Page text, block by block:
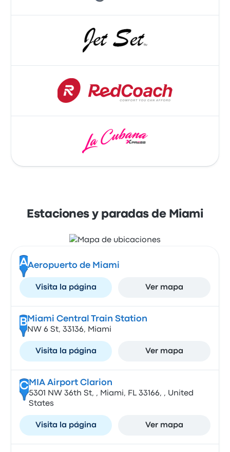
Estaciones y paradas de Miami
AAeropuerto de Miami
Visita la página Ver mapa
BMiami Central Train Station
NW 6 St, 33136, Miami
Visita la página Ver mapa
CMIA Airport Clarion
5301 NW 36th St, , Miami, FL 33166, , United
States
Visita la página Ver mapa